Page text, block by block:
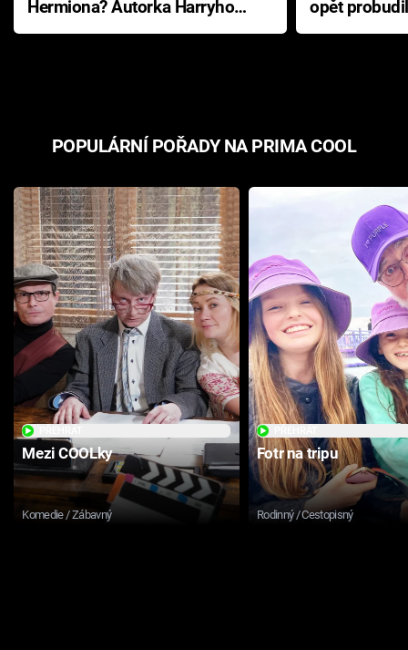
Hermiona? Autorka Harryho
Pottera přišla s ráznou
opět
přichází s
POPULÁRNÍ POŘADY NA PRIMA COOL
Mezi COOLky
Komedie / Zábavný
Fotr na tripu
Rodinný / Cestopisný